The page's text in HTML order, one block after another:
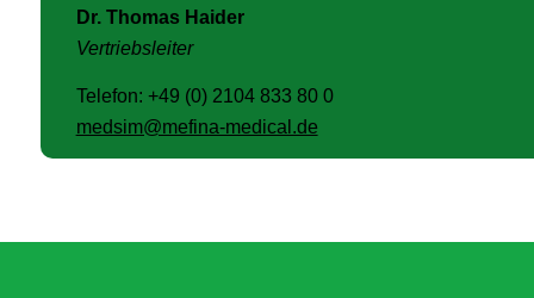
Dr. Thomas Haider
Vertriebsleiter
Telefon: +49 (0) 2104 833 80 0
medsim@mefina-medical.de